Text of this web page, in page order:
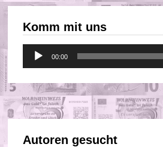
Komm mit uns
Audio-
Player
00:00
Autoren gesucht